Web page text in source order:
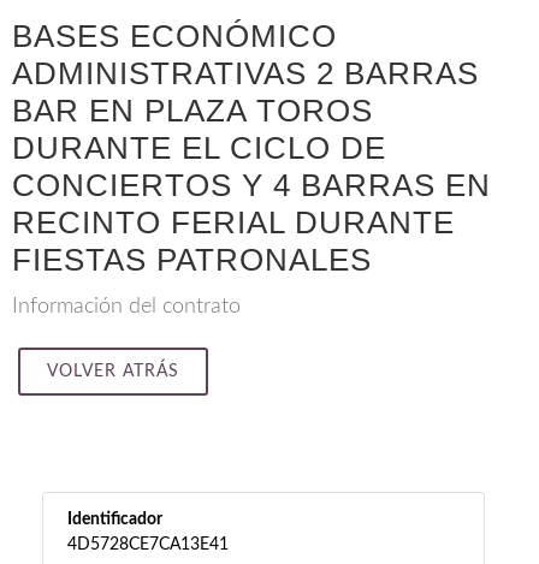
BASES ECONÓMICO
ADMINISTRATIVAS 2 BARRAS
BAR EN PLAZA TOROS
DURANTE EL CICLO DE
CONCIERTOS Y 4 BARRAS EN
RECINTO FERIAL DURANTE
FIESTAS PATRONALES
Información del contrato
VOLVER ATRÁS
Identificador
4D5728CE7CA13E41